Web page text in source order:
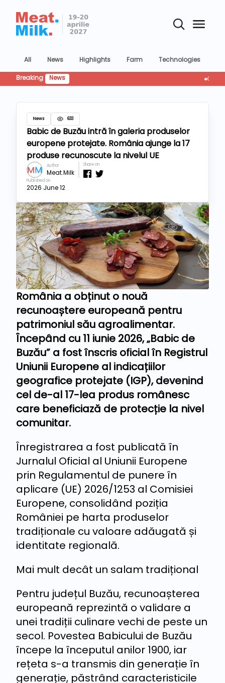
All News Highlights Farm Technologies
Breaking News Cum
News 633
Babic de Buzău intră în galeria produselor
europene protejate. România ajunge la 17
produse recunoscute la nivelul UE
Author
Meat.Milk
Share on
Published on
2026 June 12
România a obținut o nouă
recunoaștere europeană pentru
patrimoniul său agroalimentar.
Începând cu 11 iunie 2026, „Babic de
Buzău” a fost înscris oficial în Registrul
Uniunii Europene al indicațiilor
geografice protejate (IGP), devenind
cel de-al 17-lea produs românesc
care beneficiază de protecție la nivel
comunitar.
Înregistrarea a fost publicată în
Jurnalul Oficial al Uniunii Europene
prin Regulamentul de punere în
aplicare (UE) 2026/1253 al Comisiei
Europene, consolidând poziția
României pe harta produselor
tradiționale cu valoare adăugată și
identitate regională.
Mai mult decât un salam tradițional
Pentru județul Buzău, recunoașterea
europeană reprezintă o validare a
unei tradiții culinare vechi de peste un
secol. Povestea Babicului de Buzău
începe la începutul anilor 1900, iar
rețeta s-a transmis din generație în
generație, păstrând caracteristicile